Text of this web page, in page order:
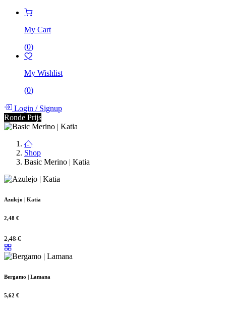
My Cart
(0)
My Wishlist
(0)
Login /Signup
Ronde Prijs
Shop
Basic Merino | Katia
Azulejo | Katia
2,48 €
2,48€
Bergamo | Lamana
5,62 €